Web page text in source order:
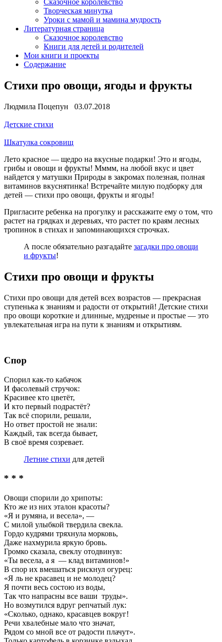
Сказочное королевство
Творческая минутка
Уроки с мамой и мамина мудрость
Литературная страница
Сказочное королевство
Книги для детей и родителей
Мои книги и проекты
Содержание
Стихи про овощи, ягоды и фрукты
Людмила Поцепун 03.07.2018
Детские стихи
Шкатулка сокровищ
Лето красное — щедро на вкусные подарки! Это и ягоды,
грибы и овощи и фрукты! Мммм, на любой вкус и цвет
найдется у матушки Природы в закромах полезная, полная
витаминов вкуснятинка! Встречайте милую подборку для
детей — стихи про овощи, фрукты и ягоды!
Пригласите ребенка на прогулку и расскажите ему о том, что
растет на грядках и деревьях, что растет по краям лесных
тропинок в стихах и запоминающихся строчках.
А после обязательно разгадайте загадки про овощи
и фрукты!
Стихи про овощи и фрукты
Стихи про овощи для детей всех возрастов — прекрасная
ступенька к знаниям и радости от открытий! Детские стихи
про овощи короткие и длинные, мудреные и простые — это
увлекательная игра на пути к знаниям и открытиям.
Спор
Спорил как-то кабачок
И фасолевый стручок:
Красивее кто цветёт,
И кто первый подрастёт?
Так всё спорили, решали,
Но ответ простой не знали:
Каждый, так всегда бывает,
В своё время созревает.
Летние стихи для детей
* * *
Овощи спорили до хрипоты:
Кто же из них эталон красоты?
«Я и румяна, и весела», —
С милой улыбкой твердила свекла.
Гордо кудрями тряхнула морковь,
Даже нахмурила яркую бровь.
Громко сказала, свеклу отодвинув:
«Ты весела, а я — клад витаминов!»
В спор их вмешаться рискнул огурец:
«Я ль не красавец и не молодец?
Я почти весь состою из воды,
Так что напрасны все ваши труды».
Но возмутился вдруг репчатый лук:
«Сколько, однако, красавцев вокруг!
Речи хвалебные мало что значат,
Рядом со мной все от радости плачут».